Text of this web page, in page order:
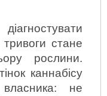
стане
рослини.
каннабісу
не